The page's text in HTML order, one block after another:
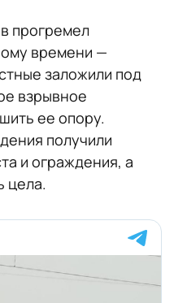
прогремел
времени —
заложили под
взрывное
ее опору.
получили
и ограждения, а
цела.